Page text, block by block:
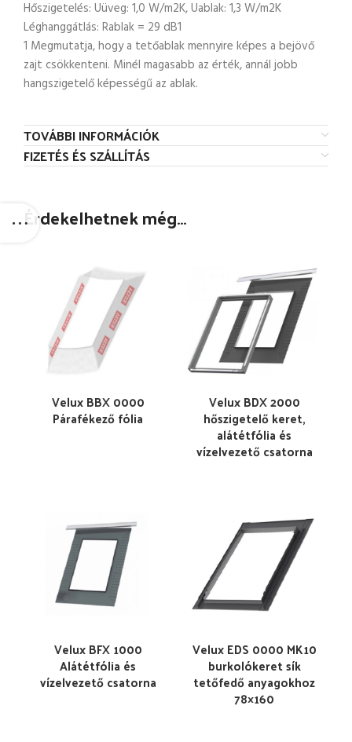
Hőszigetelés: Uüveg: 1,0 W/m2K, Uablak: 1,3 W/m2K
Léghanggátlás: Rablak = 29 dB1
1 Megmutatja, hogy a tetőablak mennyire képes a bejövő
zajt csökkenteni. Minél magasabb az érték, annál jobb
hangszigetelő képességű az ablak.
TOVÁBBI INFORMÁCIÓK
FIZETÉS ÉS SZÁLLÍTÁS
Érdekelhetnek még…
Velux BBX 0000
Párafékező fólia
Velux BDX 2000
hőszigetelő keret,
alátétfólia és
vízelvezető csatorna
Velux BFX 1000
Alátétfólia és
vízelvezető csatorna
Velux EDS 0000 MK10
burkolókeret sík
tetőfedő anyagokhoz
78×160